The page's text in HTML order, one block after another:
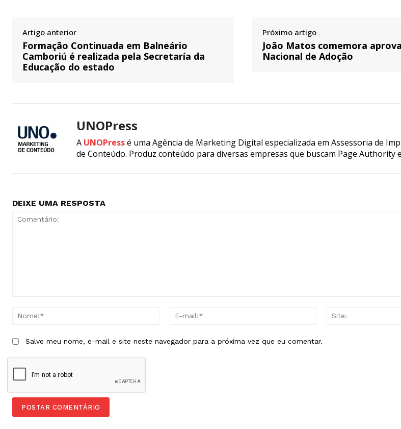
Artigo anterior
Formação Continuada em Balneário
Camboriú é realizada pela Secretaría da
Educação do estado
Próximo artigo
João Matos comemora
Nacional de Adoção
UNOPress
A UNOPressé uma Agência de Marketing Digital especializada em Assessoria de
de Conteúdo. Produz conteúdo para diversas empresas que buscam Page Authority
DEIXE UMA RESPOSTA
Nome:*
Salve meu nome, e-mail e site neste navegador para a próxima vez que eu comentar.